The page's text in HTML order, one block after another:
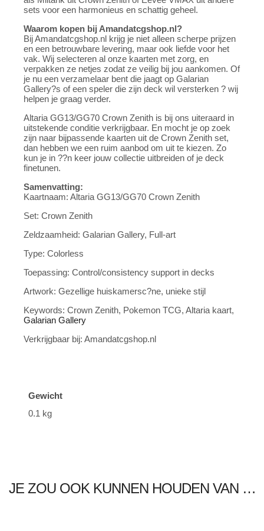
sets voor een harmonieus en schattig geheel.
Waarom kopen bij Amandatcgshop.nl?
Bij Amandatcgshop.nl krijg je niet alleen scherpe prijzen
en een betrouwbare levering, maar ook liefde voor het
vak. Wij selecteren al onze kaarten met zorg, en
verpakken ze netjes zodat ze veilig bij jou aankomen. Of
je nu een verzamelaar bent die jaagt op Galarian
Gallery?s of een speler die zijn deck wil versterken ? wij
helpen je graag verder.
Altaria GG13/GG70 Crown Zenith is bij ons uiteraard in
uitstekende conditie verkrijgbaar. En mocht je op zoek
zijn naar bijpassende kaarten uit de Crown Zenith set,
dan hebben we een ruim aanbod om uit te kiezen. Zo
kun je in ??n keer jouw collectie uitbreiden of je deck
finetunen.
Samenvatting:
Kaartnaam: Altaria GG13/GG70 Crown Zenith
Set: Crown Zenith
Zeldzaamheid: Galarian Gallery, Full-art
Type: Colorless
Toepassing: Control/consistency support in decks
Artwork: Gezellige huiskamersc?ne, unieke stijl
Keywords: Crown Zenith, Pokemon TCG, Altaria kaart,
Galarian Gallery
Verkrijgbaar bij: Amandatcgshop.nl
Gewicht
0.1 kg
JE ZOU OOK KUNNEN HOUDEN VAN …